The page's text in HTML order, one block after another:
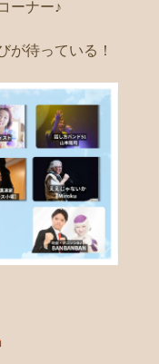
ーナー♪
が待っている！